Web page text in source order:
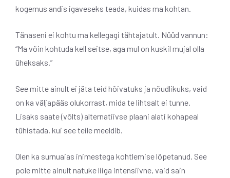
kogemus andis igaveseks teada, kuidas ma kohtan.
Tänaseni ei kohtu ma kellegagi tähtajatult. Nüüd vannun:
“Ma võin kohtuda kell seitse, aga mul on kuskil mujal olla
üheksaks.”
See mitte ainult ei jäta teid hõivatuks ja nõudlikuks, vaid
on ka väljapääs olukorrast, mida te lihtsalt ei tunne.
Lisaks saate (võlts) alternatiivse plaani alati kohapeal
tühistada, kui see teile meeldib.
Olen ka surnuaias inimestega kohtlemise lõpetanud. See
pole mitte ainult natuke liiga intensiivne, vaid sain